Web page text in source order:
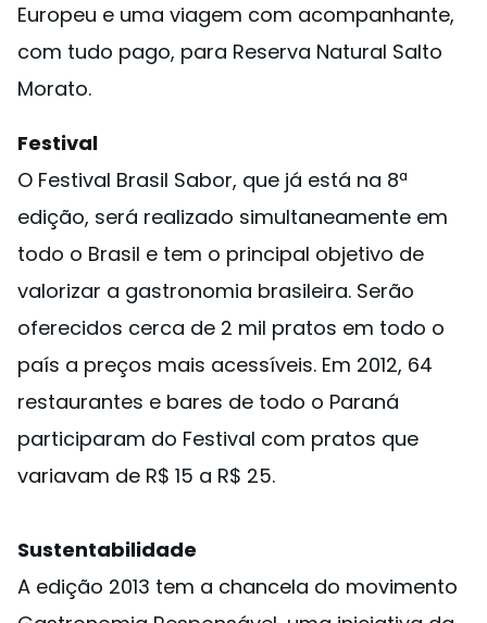
Europeu e uma viagem com acompanhante,
com tudo pago, para Reserva Natural Salto
Morato.
Festival
O Festival Brasil Sabor, que já está na 8ª
edição, será realizado simultaneamente em
todo o Brasil e tem o principal objetivo de
valorizar a gastronomia brasileira. Serão
oferecidos cerca de 2 mil pratos em todo o
país a preços mais acessíveis. Em 2012, 64
restaurantes e bares de todo o Paraná
participaram do Festival com pratos que
variavam de R$ 15 a R$ 25.
Sustentabilidade
A edição 2013 tem a chancela do movimento